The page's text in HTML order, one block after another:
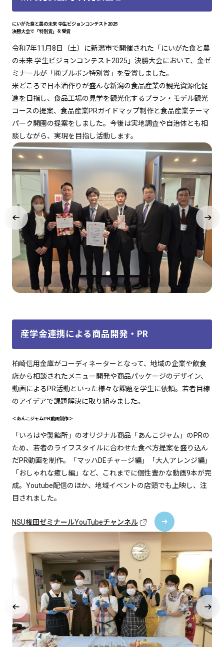
にいがた食と農の未来 学生ビジョンコンテスト2025
決勝大会で「特別賞」を受賞
令和7年11月8日（土）に新潟市で開催された「にいがた食と農
の未来 学生ビジョンコンテスト2025」決勝大会において、金ゼ
ミナールが「㈱ブルボン特別賞」を受賞しました。
米どころで日本酒作りが盛んな新潟の食品産業の観光資源化促
進を目指し、食品工場の見学を観光化するプラン・モデル観光
コースの提案、食品産業PRガイドマップ制作と食品産業テーマ
パーク開園の提案をしました。今後は実地調査や自治体とも相
談しながら、実現を目指し活動します。
産学金連携による商品開発・PR
柏崎信用金庫がコーディネーターとなって、地域の企業や飲食
店から相談されたメニュー開発や商品パッケージのデザイン、
動画によるPR活動といった様々な課題を学生に依頼。若者目線
のアイデアで課題解決に取り組みました。
＜あんこジャムPR動画制作＞
「いろはや製餡所」のオリジナル商品「あんこジャム」のPRの
ため、若者のライフスタイルに合わせた食べ方提案を盛り込ん
だPR動画を制作。「マッハDEチャージ編」「大人アレンジ編」
「おしゃれな癒し編」など、これまでに個性豊かな動画9本が完
成。Youtube配信のほか、地域イベントの店頭でも上映し、注
目されました。
NSU権田ゼミナールYouTubeチャンネル